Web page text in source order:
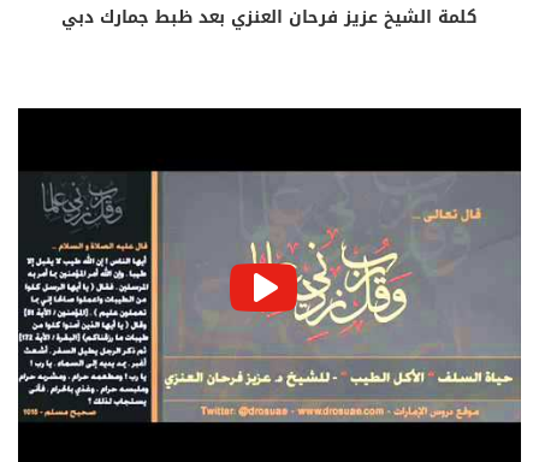
كلمة الشيخ عزيز فرحان العنزي بعد ظبط جمارك دبي